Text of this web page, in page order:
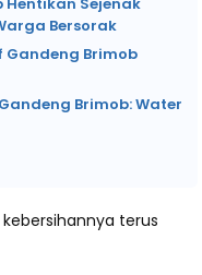
Hentikan Sejenak
Bersorak
Gandeng Brimob
Brimob: Water
terus